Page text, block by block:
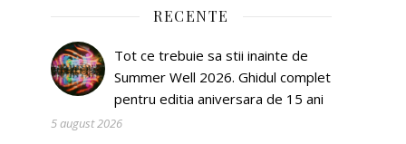
RECENTE
Tot ce trebuie sa stii inainte de
Summer Well 2026. Ghidul complet
pentru editia aniversara de 15 ani
5 august 2026